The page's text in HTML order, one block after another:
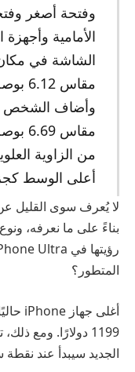
وفتحة أصغر
الأمامية
الشاشة في
من الزاوية
أعلى الوسط
لا يُعرف سوى القليل
بناءً على ما نعرفه،
المتطور؟
الجديد سيبدأ عند